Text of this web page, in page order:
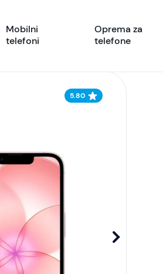
Mobilni
telefoni
Oprema za
telefone
5.80